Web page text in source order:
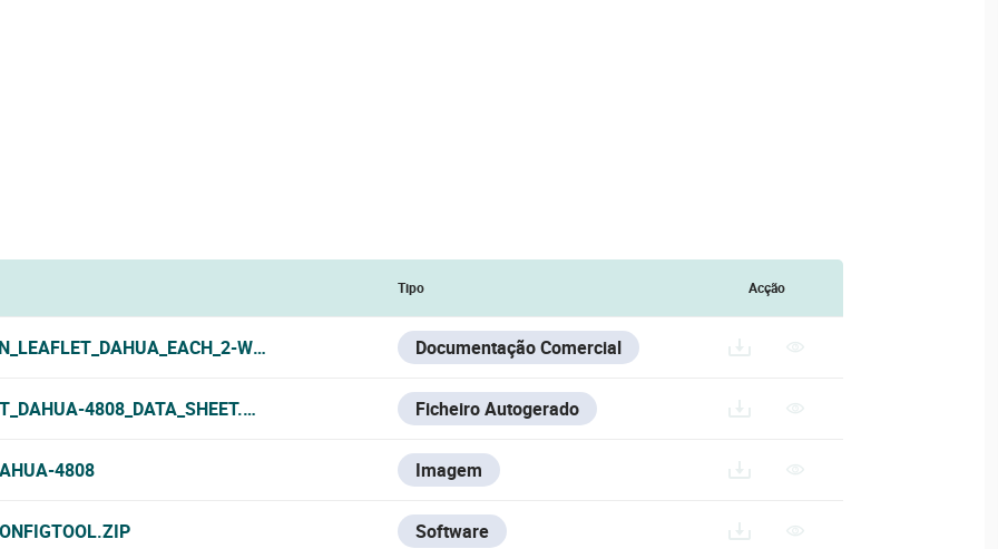
Tipo Acção
WIRE_HYBRID_2024.PDFDocumentação Comercial
4808_DATA_SHEET.PDF Ficheiro Autogerado
4808 Imagem
Software